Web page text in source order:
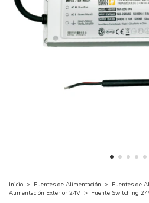
Inicio > Fuentes de Alimentación > Fuentes de
Alimentación Exterior 24V > Fuente Switching